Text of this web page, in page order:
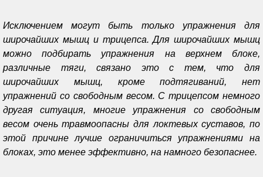
Исключением могут быть только упражнения для
широчайших мышц и трицепса. Для широчайших мышц
можно подбирать упражнения на верхнем блоке,
различные тяги, связано это с тем, что для
широчайших мышц, кроме подтягиваний, нет
упражнений со свободным весом. С трицепсом немного
другая ситуация, многие упражнения со свободным
весом очень травмоопасны для локтевых суставов, по
этой причине лучше ограничиться упражнениями на
блоках, это менее эффективно, на намного безопаснее.